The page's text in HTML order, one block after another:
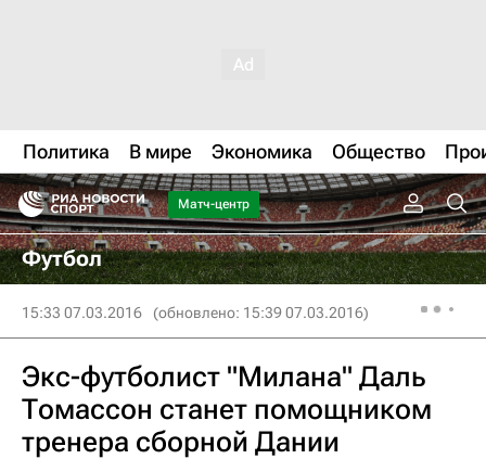
Политика В мире Экономика Общество
Матч-центр
Футбол
15:33 07.03.2016 (обновлено: 15:39 07.03.2016)
Экс-футболист "Милана" Даль
Томассон станет помощником
тренера сборной Дании